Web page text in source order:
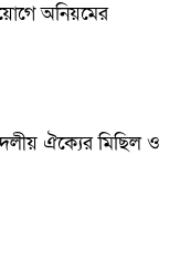
অনিয়মের
ঐক্যের মিছিল ও